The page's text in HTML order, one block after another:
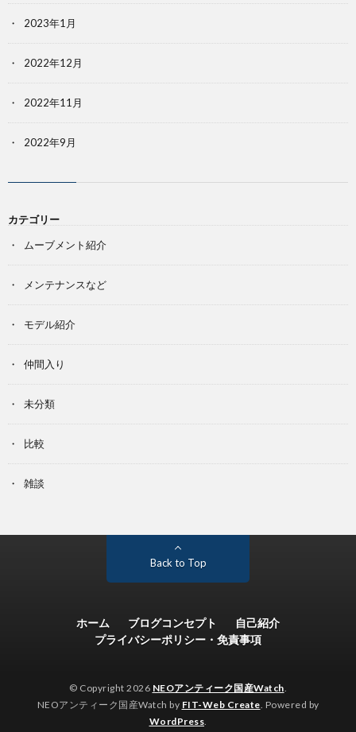
2023年1月
2022年12月
2022年11月
2022年9月
カテゴリー
ムーブメント紹介
メンテナンスなど
モデル紹介
仲間入り
未分類
比較
雑談
Back to Top
ホーム ブログコンセプト
自己紹介
プライバシーポリシー・免責事項
© Copyright 2026 NEOアンティーク国産Watch.
NEOアンティーク国産Watch by FIT-Web Create. Powered by
WordPress.